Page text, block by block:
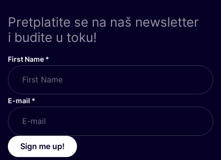
Pretplatite se na naš newsletter
i budite u toku!
First Name *
E-mail *
Sign me up!